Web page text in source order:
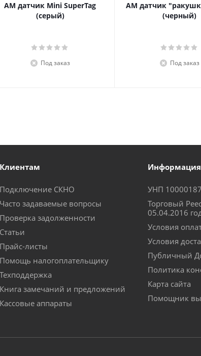
АМ датчик Mini SuperTag
(серый)
Под заказ
АМ датчик
(черный)
Под заказ
Клиентам
Подключение СКНО
Часто задаваемые вопросы
Проверка задолженности
Статьи
Прайс-листы
Помощь налогоплательщику
Техподдержка
Книга замечаний и предложений
Кассовые аппараты
Информация
УНП
Торговый
05.04.2016
Условия
Условия
Публичный
Политика
Карта сайта
Помощник